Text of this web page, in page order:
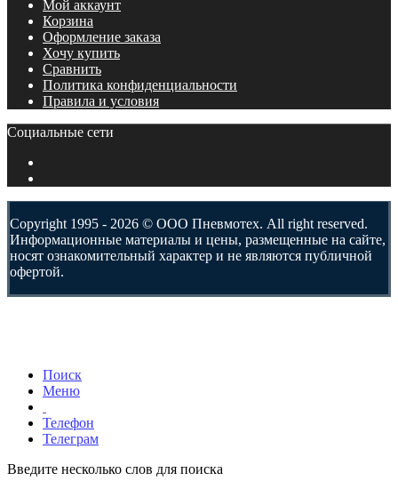
Мой аккаунт
Корзина
Оформление заказа
Хочу купить
Сравнить
Политика конфиденциальности
Правила и условия
Социальные сети
Copyright 1995 - 2026 © ООО Пневмотех. All right reserved.
Информационные материалы и цены, размещенные на сайте,
носят ознакомительный характер и не являются публичной
офертой.
Поиск
Меню
Телефон
Телеграм
Введите несколько слов для поиска